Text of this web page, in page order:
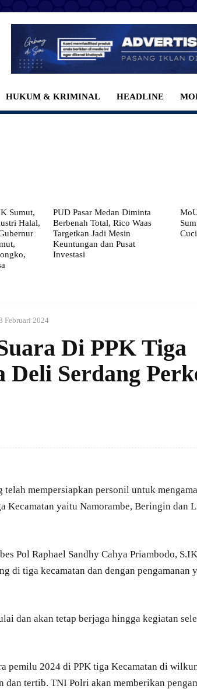
HUKUM & KRIMINAL HEADLINE
Sumut,
Halal,
PUD Pasar Medan Diminta
Berbenah Total, Rico Waas
Targetkan Jadi Mesin
Keuntungan dan Pusat
Investasi
Februari 2024
Di PPK Tiga
Deli Serdang
mempersiapkan personil untuk
Kecamatan yaitu Namorambe, Beringin dan
Pol Raphael Sandhy Cahya Priambodo,
di tiga kecamatan dan dengan pengamanan
dan akan tetap berjaga hingga kegiatan
pemilu 2024 di PPK tiga Kecamatan di
dan tertib. TNI Polri akan memberikan